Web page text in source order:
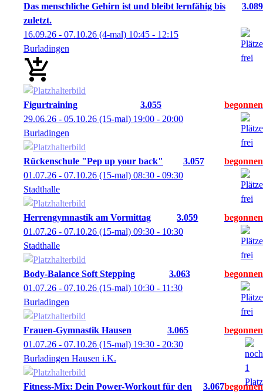
Figurtraining
3.055
29.06.26 - 05.10.26 (15-mal) 19:00 - 20:00
Burladingen
Rückenschule "Pep up your back"
3.057
01.07.26 - 07.10.26 (15-mal) 08:30 - 09:30
Stadthalle
Herrengymnastik am Vormittag
3.059
01.07.26 - 07.10.26 (15-mal) 09:30 - 10:30
Stadthalle
Body-Balance Soft Stepping
3.063
01.07.26 - 07.10.26 (15-mal) 10:30 - 11:30
Burladingen
Frauen-Gymnastik Hausen
3.065
01.07.26 - 07.10.26 (15-mal) 19:30 - 20:30
Burladingen Hausen i.K.
Fitness-Mix: Dein Power-Workout für den
3.067
Das menschliche Gehirn ist und bleibt lernfähig bis
zuletzt.
3.089
16.09.26 - 07.10.26 (4-mal) 10:45 - 12:15
Burladingen